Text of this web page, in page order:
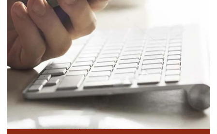
AUTOMAÇÃO
PARA IMÓVEIS
DE ALTO
PADRÃO
AUTOMAÇÃO
DE IMÓVEIS DE
LUXO
AUTOMAÇÃO
DE JANELAS
RESIDENCIAIS
AUTOMAÇÃO
DE LUZ PREÇO